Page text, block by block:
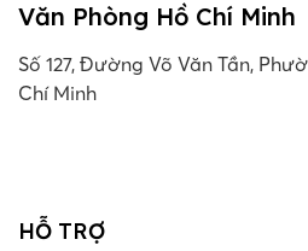
Văn Phòng Hồ Chí Minh
Số 127, Đường Võ Văn Tần,
Chí Minh
HỖ TRỢ